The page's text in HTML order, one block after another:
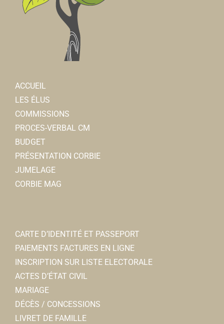
ACCUEIL
LES ÉLUS
COMMISSIONS
PROCES-VERBAL CM
BUDGET
PRÉSENTATION CORBIE
JUMELAGE
CORBIE MAG
CARTE D’IDENTITÉ ET PASSEPORT
PAIEMENTS FACTURES EN LIGNE
INSCRIPTION SUR LISTE ELECTORALE
ACTES D’ÉTAT CIVIL
MARIAGE
DÉCÈS / CONCESSIONS
LIVRET DE FAMILLE